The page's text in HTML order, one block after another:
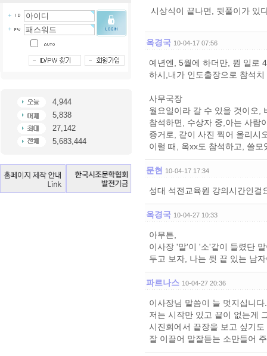
4,944
5,838
27,142
5,683,444
시상식이 끝나면, 뒷풀이가 있
옥경국 10-04-17 07:56
예년엔, 5월에 하더만, 뭔 일로
하시,내가 인도출장으로 참석치
사무국장
월요일이라 갈 수 있을 것이오,
참석하면, 수상자 중,아는 사람
증거로, 같이 사진 찍어 올리시
이럴 때, 옥xx도 참석하고, 쓸
문현 10-04-17 17:34
성대 석전교육원 강의시간인걸
옥경국 10-04-27 10:33
아무튼,
이사장 '말'이 '소'같이 들렸단
두고 보자, 나는 뒷 끝 있는 남
파르나스 10-04-27 20:36
이사장님 말씀이 늘 멋지십니다.
저는 시작만 있고 끝이 없는게
시진회에서 끝장을 보고 싶기도
잘 이끌어 말잘듣는 소만들어